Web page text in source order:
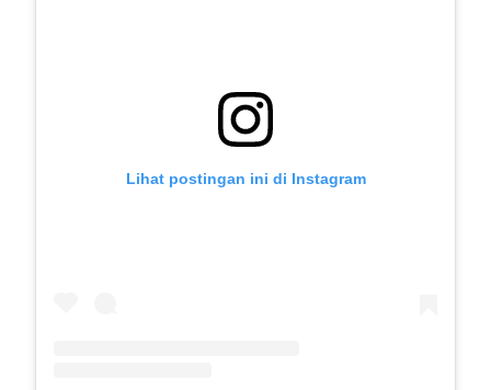
Lihat postingan ini di Instagram